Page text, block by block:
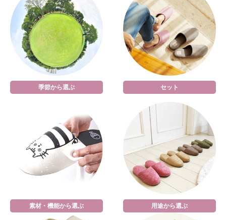
季節から選ぶ セット
素材・機能から選ぶ 用途から選ぶ